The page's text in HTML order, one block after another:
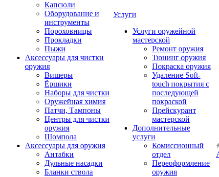
Капсюли
Оборудование и
инструменты
Пороховницы
Прокладки
Пыжи
Аксессуары для чистки
оружия
Вишеры
Ёршики
Наборы для чистки
Оружейная химия
Патчи, Тампоны
Центры для чистки
оружия
Шомпола
Аксессуары для оружия
Антабки
Дульные насадки
Бланки ствола
Услуги
Услуги оружейной
мастерской
Ремонт оружия
Тюнинг оружия
Покраска оружия
Удаление Soft-
touch покрытия с
последующей
покраской
Прейскурант
мастерской
Дополнительные
услуги
Комиссионный
отдел
Переоформление
оружия